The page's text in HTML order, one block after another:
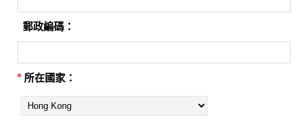
郵政編碼：
* 所在國家：